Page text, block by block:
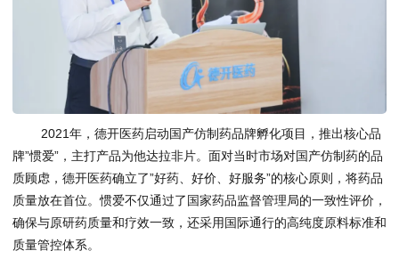
2021年，德开医药启动国产仿制药品牌孵化项目，推出核心品
牌”惯爱”，主打产品为他达拉非片。面对当时市场对国产仿制药的品
质顾虑，德开医药确立了”好药、好价、好服务”的核心原则，将药品
质量放在首位。惯爱不仅通过了国家药品监督管理局的一致性评价，
确保与原研药质量和疗效一致，还采用国际通行的高纯度原料标准和
质量管控体系。